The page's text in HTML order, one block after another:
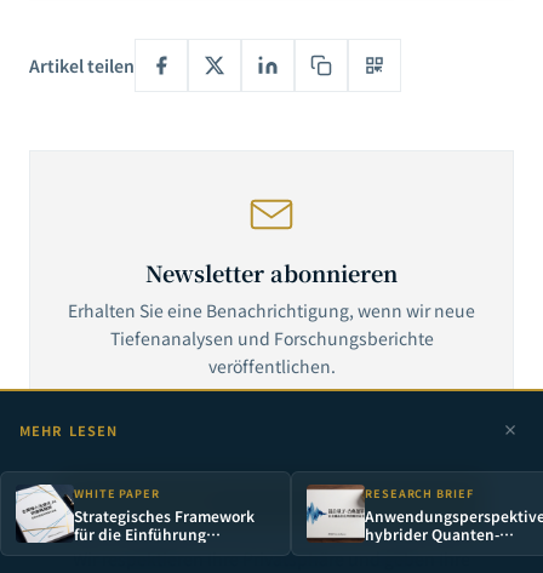
Artikel teilen
Newsletter abonnieren
Erhalten Sie eine Benachrichtigung, wenn wir neue
Tiefenanalysen und Forschungsberichte
veröffentlichen.
Abonnieren
Wir respektieren Ihre Privatsphäre und geben Ihre
MEHR LESEN
WHITE PAPER
Strategisches Framework
für die Einführung
generativer KI in
RESEARCH BRIEF
hybrider Quanten-
Klassischer Berechnung